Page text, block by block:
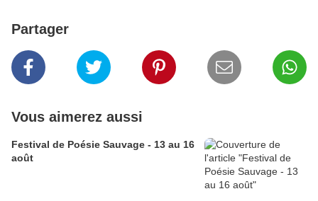
Partager
Vous aimerez aussi
Festival de Poésie Sauvage - 13 au 16
août